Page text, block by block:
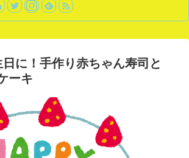
に！手作り赤ちゃん寿司と
ーキ